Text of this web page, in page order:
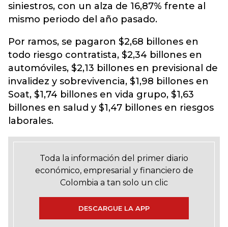
siniestros, con un alza de 16,87% frente al
mismo periodo del año pasado.
Por ramos, se pagaron $2,68 billones en
todo riesgo contratista, $2,34 billones en
automóviles, $2,13 billones en previsional de
invalidez y sobrevivencia, $1,98 billones en
Soat, $1,74 billones en vida grupo, $1,63
billones en salud y $1,47 billones en riesgos
laborales.
Toda la información del primer diario
económico, empresarial y financiero de
Colombia a tan solo un clic
DESCARGUE LA APP